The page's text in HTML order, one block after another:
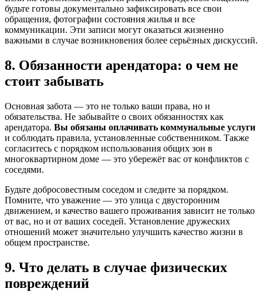
будьте готовы документально зафиксировать все свои
обращения, фотографии состояния жилья и все
коммуникации. Эти записи могут оказаться жизненно
важными в случае возникновения более серьёзных дискуссий.
8. Обязанности арендатора: о чем не
стоит забывать
Основная забота — это не только ваши права, но и
обязательства. Не забывайте о своих обязанностях как
арендатора. Вы обязаны оплачивать коммунальные услуги
и соблюдать правила, установленные собственником. Также
согласитесь с порядком использования общих зон в
многоквартирном доме — это убережёт вас от конфликтов с
соседями.
Будьте добросовестным соседом и следите за порядком.
Помните, что уважение — это улица с двусторонним
движением, и качество вашего проживания зависит не только
от вас, но и от ваших соседей. Установление дружеских
отношений может значительно улучшить качество жизни в
общем пространстве.
9. Что делать в случае физических
повреждений